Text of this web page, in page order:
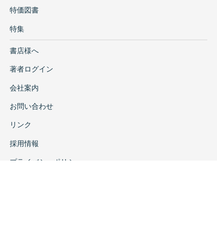
特価図書
特集
書店様へ
著者ログイン
会社案内
お問い合わせ
リンク
採用情報
プライバシーポリシー